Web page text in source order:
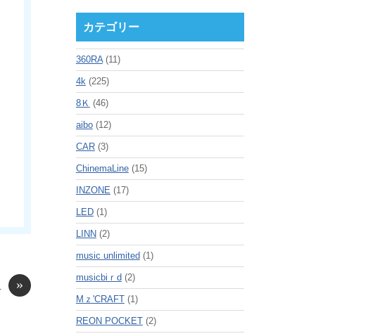
»
カテゴリー
360RA(11)
4k (225)
8Ｋ (46)
aibo(12)
CAR(3)
ChinemaLine(15)
INZONE (17)
LED(1)
LINN (2)
music unlimited (1)
musicbiｒd (2)
Mｚ'CRAFT(1)
REON POCKET(2)